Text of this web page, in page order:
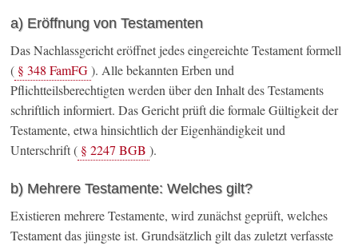
a) Eröffnung von Testamenten
Das Nachlassgericht eröffnet jedes eingereichte Testament formell
( § 348 FamFG ). Alle bekannten Erben und
Pflichtteilsberechtigten werden über den Inhalt des Testaments
schriftlich informiert. Das Gericht prüft die formale Gültigkeit der
Testamente, etwa hinsichtlich der Eigenhändigkeit und
Unterschrift ( § 2247 BGB ).
b) Mehrere Testamente: Welches gilt?
Existieren mehrere Testamente, wird zunächst geprüft, welches
Testament das jüngste ist. Grundsätzlich gilt das zuletzt verfasste